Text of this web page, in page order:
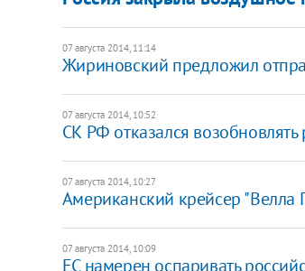
07 августа 2014, 11:14
Жириновский предложил
07 августа 2014, 10:52
СК РФ отказался
07 августа 2014, 10:27
Американский крейсер
07 августа 2014, 10:09
ЕС намерен оспаривать